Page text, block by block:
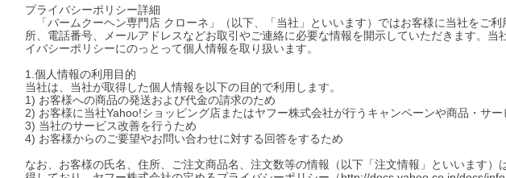
プライバシーポリシー詳細
「バームクーヘン専門店 クローネ」（以下、「当社」といいます）ではお客様に当社をご
所、電話番号、メールアドレスなどお取引やご連絡に必要な情報を開示していただきます。当
イバシーポリシーにのっとって個人情報を取り扱います。
1.個人情報の利用目的
当社は、当社が取得した個人情報を以下の目的で利用します。
1) お客様への商品の発送および代金の請求のため
2) お客様に当社Yahoo!ショッピング店またはヤフー株式会社が行うキャンペーンや商品・サ
3) 当社のサービス改善を行うため
4) お客様からのご要望やお問い合わせに対する回答をするため
なお、お客様の氏名、住所、ご注文商品名、注文数等の情報（以下「注文情報」といいます）